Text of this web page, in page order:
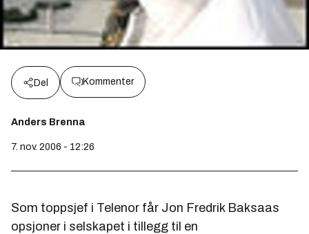
Del Kommenter
Anders Brenna
7. nov. 2006 - 12:26
Som toppsjef i Telenor får Jon Fredrik Baksaas
opsjoner i selskapet i tillegg til en